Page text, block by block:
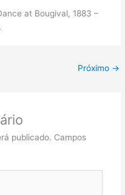
at Bougival, 1883 –
Próximo →
publicado. Campos